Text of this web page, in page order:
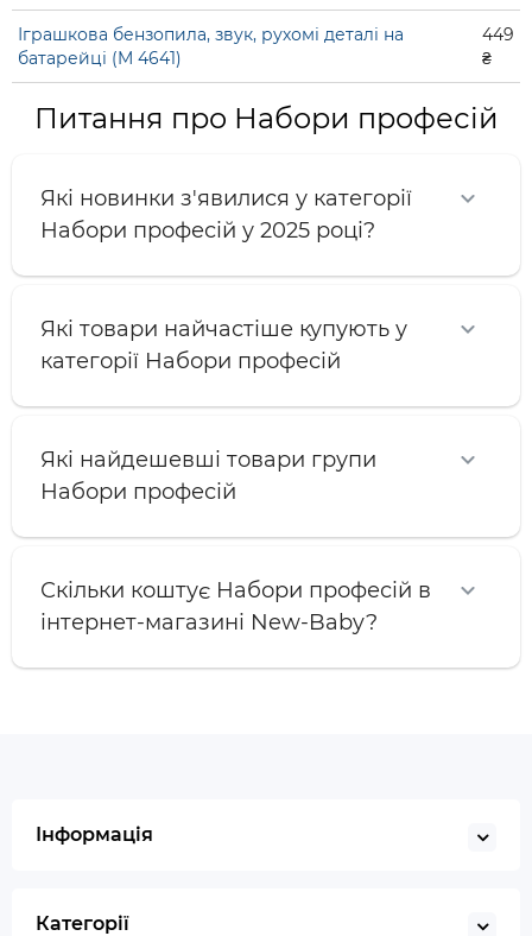
Іграшкова бензопила, звук, рухомі деталі на
батарейці (M 4641)
449
₴
Питання про Набори професій
Які новинки з'явилися у категорії
Набори професій у 2025 році?
Які товари найчастіше купують у
категорії Набори професій
Які найдешевші товари групи
Набори професій
Скільки коштує Набори професій в
інтернет-магазині New-Baby?
Інформація
Категорії